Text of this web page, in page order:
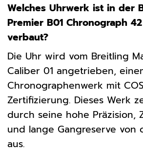
Welches Uhrwerk ist in der
Premier B01 Chronograph
verbaut?
Die Uhr wird vom Breitling
Caliber 01 angetrieben,
Chronographenwerk mit
Zertifizierung. Dieses Werk
durch seine hohe Präzision,
und lange Gangreserve von
aus.